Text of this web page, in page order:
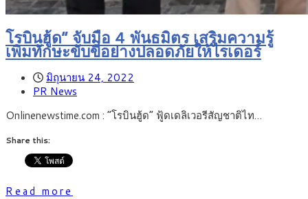
โรบินฮู้ด” จับมือ 4 พันธมิตร เสริมความรู้
เพิ่มทักษะขับขี่อย่างปลอดภัยให้ไรเดอร์
มิถุนายน 24, 2022
PR News
Onlinenewstime.com : “โรบินฮู้ด” ฟู้ดเดลิเวอรีสัญชาติไท…
Share this:
Read more